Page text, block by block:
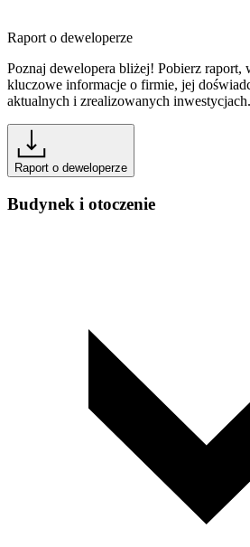
Raport o deweloperze
Poznaj dewelopera bliżej! Pobierz raport,
kluczowe informacje o firmie, jej
aktualnych i zrealizowanych inwestycjach.
Raport o deweloperze
Budynek i otoczenie